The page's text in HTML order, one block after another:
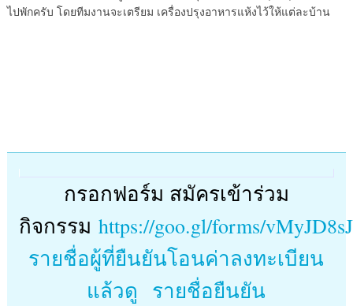
ไปพักครับ โดยทีมงานจะเตรียม เครื่องปรุงอาหารแห้งไว้ให้แต่ละบ้าน
กรอกฟอร์ม สมัครเข้าร่วม
กิจกรรม https://goo.gl/forms/
รายชื่อผู้ที่ยืนยันโอนค่าลงทะเบียน
แล้วดู รายชื่อยืนยัน